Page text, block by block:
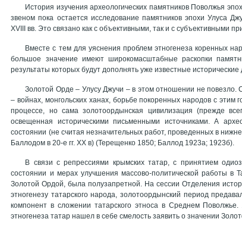
История изучения археологических памятников Поволжья
звеном пока остается исследование памятников эпохи Улуса
XVIII вв. Это связано как с объективными, так и с субъективными
Вместе с тем для уяснения проблем этногенеза коренных
большое значение имеют широкомасштабные раскопки
результаты которых будут дополнять уже известные
Золотой Орде – Улусу Джучи – в этом отношении не повезло.
– войнах, монгольских ханах, борьбе покоренных народов с этим
процессе, но сама золотоордынская цивилизация (прежде
освещенная историческими письменными источниками. А
состоянии (не считая незначительных работ, проведенных в
Баллодом в 20-е гг. XX в) (Терещенко 1850; Баллод 1923а; 1923б).
В связи с репрессиями крымских татар, с принятием
состоянии и мерах улучшения массово-политической работы в
Золотой Ордой, была полузапретной. На сессии Отделения
этногенезу татарского народа, золотоордынский период
компонент в сложении татарского этноса в Среднем
этногенеза татар нашел в себе смелость заявить о значении